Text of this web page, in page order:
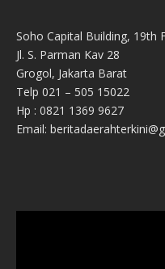
Soho Capital Building, 19th
Jl. S. Parman Kav 28
Grogol, Jakarta Barat
Telp 021 – 505 15022
Hp : 0821 1369 9627
Email: